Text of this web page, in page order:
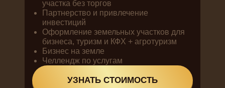
участка без торгов
Партнерство и привлечение
инвестиций
Оформление земельных участков для
бизнеса, туризм и КФХ + агротуризм
Бизнес на земле
Челлендж по услугам
УЗНАТЬ СТОИМОСТЬ